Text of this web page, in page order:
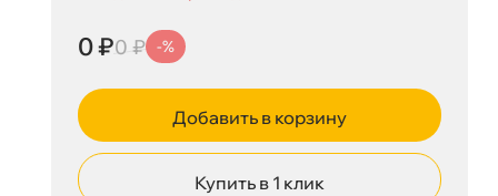
0 ₽0 ₽ -%
Добавить в корзину
Купить в 1 клик
0 ₽